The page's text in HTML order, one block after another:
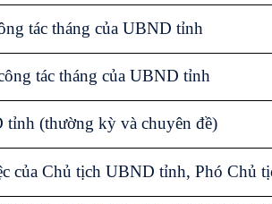
tác tháng của UBND tỉnh
tác tháng của UBND tỉnh
(thường kỳ và chuyên đề)
của Chủ tịch UBND tỉnh, Phó Chủ